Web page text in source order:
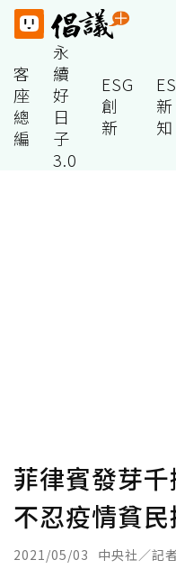
客
座
總
編
永
續
好
日
子
3.0
ESG
創
新
新
知
菲律賓發芽
不忍疫情貧
2021/05/03 中央社／記